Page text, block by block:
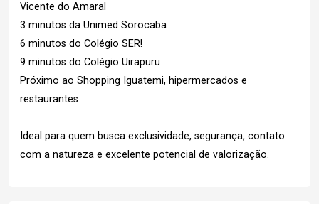
Vicente do Amaral
3 minutos da Unimed Sorocaba
6 minutos do Colégio SER!
9 minutos do Colégio Uirapuru
Próximo ao Shopping Iguatemi, hipermercados e
restaurantes
Ideal para quem busca exclusividade, segurança, contato
com a natureza e excelente potencial de valorização.